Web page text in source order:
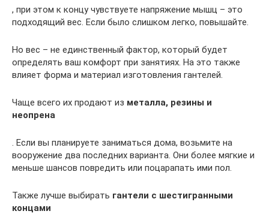
, при этом к концу чувствуете напряжение мышц – это
подходящий вес. Если было слишком легко, повышайте.
Но вес – не единственный фактор, который будет
определять ваш комфорт при занятиях. На это также
влияет форма и материал изготовления гантелей.
Чаще всего их продают из металла, резины и
неопрена
. Если вы планируете заниматься дома, возьмите на
вооружение два последних варианта. Они более мягкие и
меньше шансов повредить или поцарапать ими пол.
Также лучше выбирать гантели с шестигранными
концами